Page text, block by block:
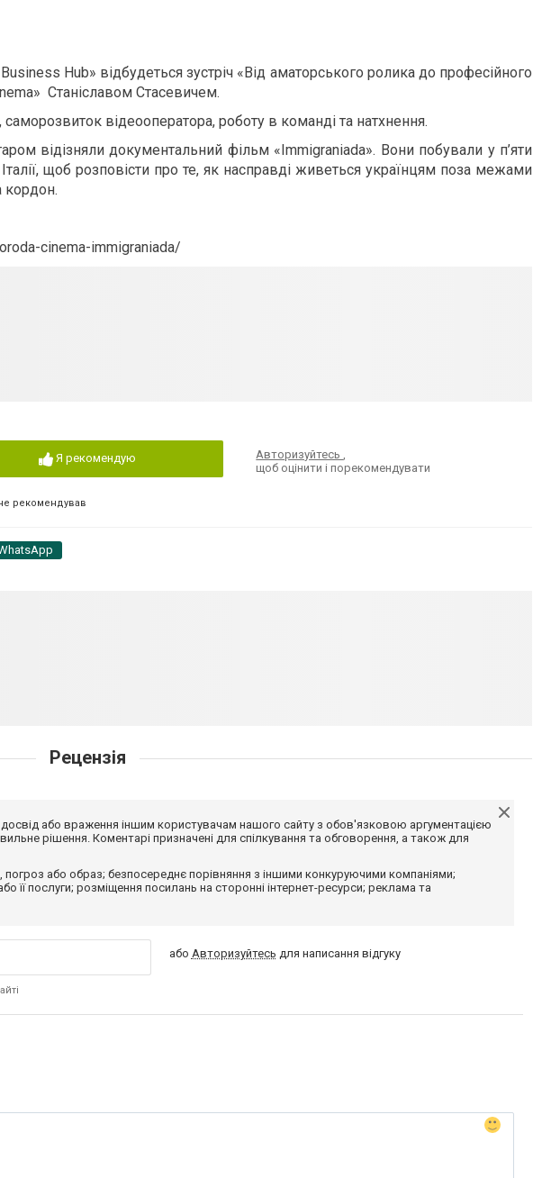
Hub» відбудеться зустріч «Від аматорського ролика до професійного
Станіславом Стасевичем.
відеооператора, роботу в команді та натхнення.
відізняли документальний фільм «Immigraniada». Вони побували у п’яти
щоб розповісти про те, як насправді живеться українцям поза межами
кордон.
cinema-immigraniada/
Я рекомендую
рекомендував
Авторизуйтесь,
щоб оцінити і порекомендувати
Рецензія
або враження іншим користувачам нашого сайту з обов'язковою аргументацією
рішення. Коментарі призначені для спілкування та обговорення, а також для
або образ; безпосереднє порівняння з іншими конкуруючими компаніями;
її послуги; розміщення посилань на сторонні інтернет-ресурси; реклама та
або Авторизуйтесь для написання відгуку